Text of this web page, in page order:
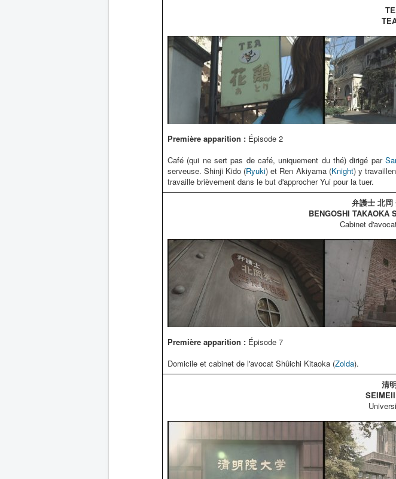
Première apparition : Épisode 2
Café (qui ne sert pas de café, uniquement du thé) dirigé par
serveuse. Shinji Kido (Ryuki) et Ren Akiyama (Knight) y
travaille brièvement dans le but d'approcher Yui pour la tuer.
弁護士 北岡
BENGOSHI TAKAOKA
Cabinet
Première apparition : Épisode 7
Domicile et cabinet de l'avocat Shûichi Kitaoka (Zolda).
清